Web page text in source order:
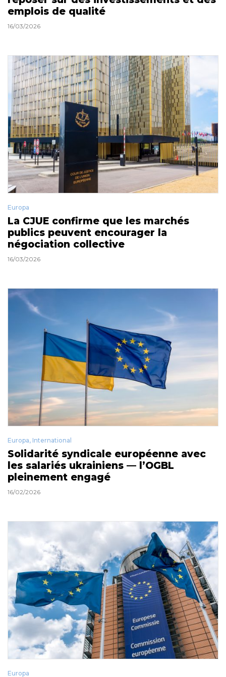
emplois de qualité
16/03/2026
Europa
La CJUE confirme que les marchés
publics peuvent encourager la
négociation collective
16/03/2026
Europa, International
Solidarité syndicale européenne avec
les salariés ukrainiens — l’OGBL
pleinement engagé
16/02/2026
Europa